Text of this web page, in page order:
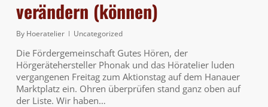
verändern (können)
By Hoeratelier Uncategorized
Die Fördergemeinschaft Gutes Hören, der
Hörgerätehersteller Phonak und das Höratelier luden
vergangenen Freitag zum Aktionstag auf dem Hanauer
Marktplatz ein. Ohren überprüfen stand ganz oben auf
der Liste. Wir haben…